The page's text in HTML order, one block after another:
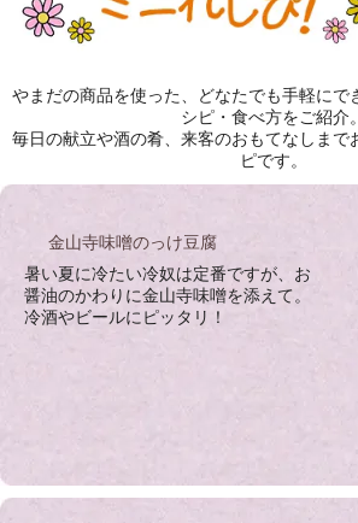
やまだの商品を使った、どなたでも手軽にで
シピ・食べ方をご紹介。
毎日の献立や酒の肴、来客のおもてなしまで
ピです。
金山寺味噌のっけ豆腐
暑い夏に冷たい冷奴は定番ですが、お
醤油のかわりに金山寺味噌を添えて。
冷酒やビールにピッタリ！